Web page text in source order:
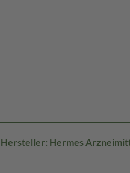
Hersteller: Hermes